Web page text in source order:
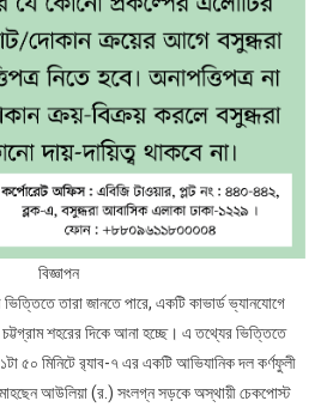
বিজ্ঞাপন
তারা জানতে পারে, একটি কাভার্ড ভ্যানযোগে
চট্টগ্রাম শহরের দিকে আনা হচ্ছে। এ তথ্যের ভিত্তিতে
৫০ মিনিটে র‌্যাব-৭ এর একটি আভিযানিক দল কর্ণফুলী
মোহছেন আউলিয়া (র.) সংলগ্ন সড়কে অস্থায়ী চেকপোস্ট